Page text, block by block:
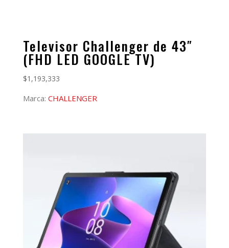
Televisor Challenger de 43″
(FHD LED GOOGLE TV)
$1,193,333
Marca: CHALLENGER